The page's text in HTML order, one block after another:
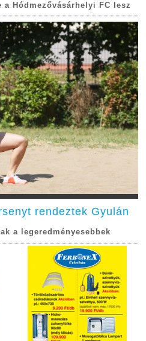
Hódmezővásárhelyi FC lesz
rendeztek Gyulán
a legeredményesebbek